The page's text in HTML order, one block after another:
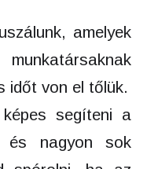
amelyek
időt von el tőlük.
segíteni a
és nagyon sok